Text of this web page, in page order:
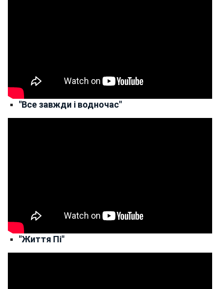
"Все завжди і водночас"
"Життя Пі"